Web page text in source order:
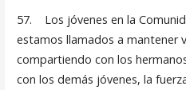
57. Los jóvenes en la
estamos llama­dos a mantener
compartiendo con los
con los demás jóve­nes, la